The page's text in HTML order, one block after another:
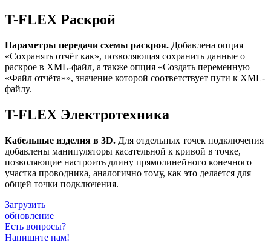
T-FLEX Раскрой
Параметры передачи схемы раскроя. Добавлена опция
«Сохранять отчёт как», позволяющая сохранить данные о
раскрое в XML-файл, а также опция «Создать переменную
«Файл отчёта»», значение которой соответствует пути к XML-
файлу.
T-FLEX Электротехника
Кабельные изделия в 3D. Для отдельных точек подключения
добавлены манипуляторы касательной к кривой в точке,
позволяющие настроить длину прямолинейного конечного
участка проводника, аналогично тому, как это делается для
общей точки подключения.
Загрузить
обновление
Есть вопросы?
Напишите нам!